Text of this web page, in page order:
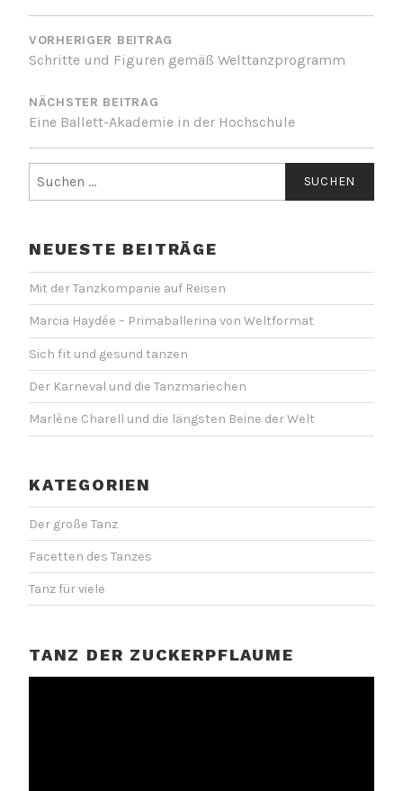
BEITRAGSNAVIGATION
VORHERIGER BEITRAG
Schritte und Figuren gemäß Welttanzprogramm
NÄCHSTER BEITRAG
Eine Ballett-Akademie in der Hochschule
nach:
NEUESTE BEITRÄGE
Mit der Tanzkompanie auf Reisen
Marcia Haydée – Primaballerina von Weltformat
Sich fit und gesund tanzen
Der Karneval und die Tanzmariechen
Marlène Charell und die längsten Beine der Welt
KATEGORIEN
Der große Tanz
Facetten des Tanzes
Tanz für viele
TANZ DER ZUCKERPFLAUME